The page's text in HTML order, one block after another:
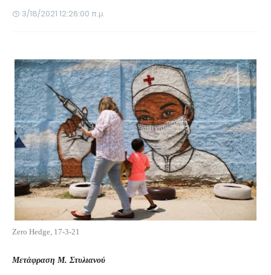
3/18/2021 12:26:00 π.μ.
Zero Hedge, 17-3-21
Μετάφραση Μ. Στυλιανού